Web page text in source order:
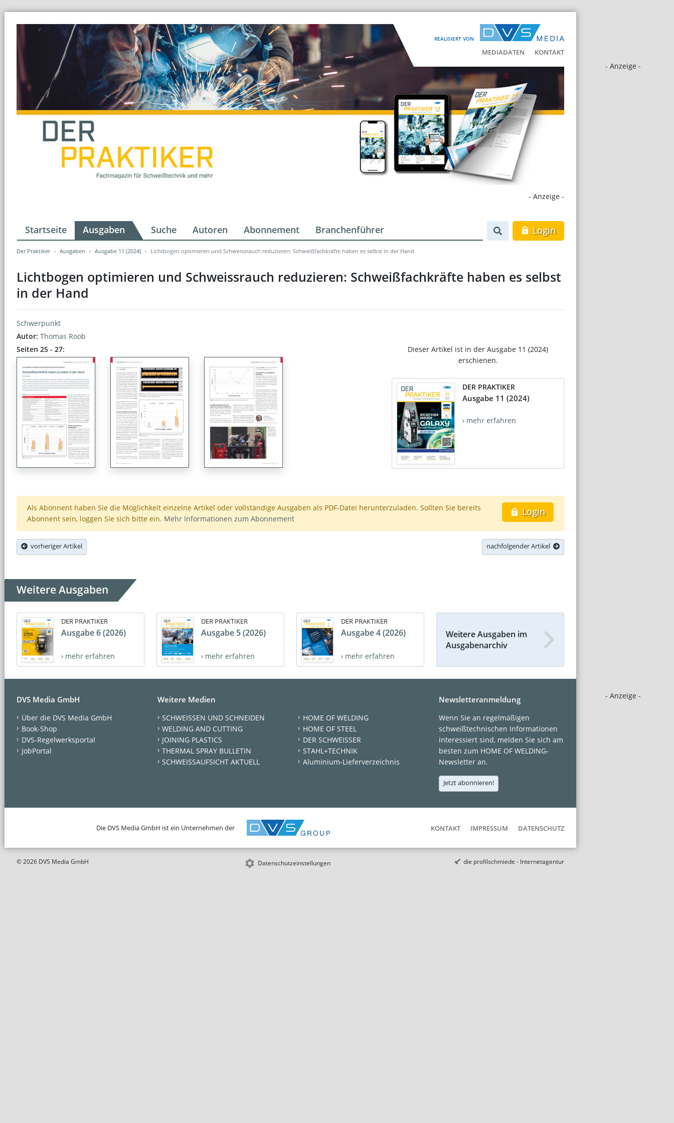
REALISIERT VON
MEDIADATEN KONTAKT
- Anzeige -
- Anzeige -
- Anzeige -
Startseite Ausgaben Suche Autoren Abonnement Branchenführer Login
Der Praktiker Ausgaben Ausgabe 11 (2024) Lichtbogen optimieren und Schweissrauch reduzieren: Schweißfachkräfte haben es selbst in der Hand
Lichtbogen optimieren und Schweissrauch reduzieren: Schweißfachkräfte haben es selbst
in der Hand
Schwerpunkt
Autor: Thomas Roob
Seiten 25 - 27:
Dieser Artikel ist in der Ausgabe 11 (2024)
erschienen.
DER PRAKTIKER
Ausgabe 11 (2024)
› mehr erfahren
Login
Als Abonnent haben Sie die Möglichkeit einzelne Artikel oder vollständige Ausgaben als PDF-Datei herunterzuladen. Sollten Sie bereits
Abonnent sein, loggen Sie sich bitte ein. Mehr Informationen zum Abonnement
vorheriger Artikel nachfolgender Artikel
Weitere Ausgaben
DER PRAKTIKER
Ausgabe 6 (2026)
› mehr erfahren
DER PRAKTIKER
Ausgabe 5 (2026)
› mehr erfahren
DER PRAKTIKER
Ausgabe 4 (2026)
› mehr erfahren
Weitere Ausgaben im
Ausgabenarchiv
DVS Media GmbH
Über die DVS Media GmbH
Book-Shop
DVS-Regelwerksportal
JobPortal
Weitere Medien
SCHWEISSEN UND SCHNEIDEN
WELDING AND CUTTING
JOINING PLASTICS
THERMAL SPRAY BULLETIN
SCHWEISSAUFSICHT AKTUELL
HOME OF WELDING
HOME OF STEEL
DER SCHWEISSER
STAHL+TECHNIK
Aluminium-Lieferverzeichnis
Newsletteranmeldung
Wenn Sie an regelmäßigen
schweißtechnischen Informationen
interessiert sind, melden Sie sich am
besten zum HOME OF WELDING-
Newsletter an.
Jetzt abonnieren!
Die DVS Media GmbH ist ein Unternehmen der KONTAKT IMPRESSUM DATENSCHUTZ
© 2026 DVS Media GmbH Datenschutzeinstellungen die profilschmiede - Internetagentur